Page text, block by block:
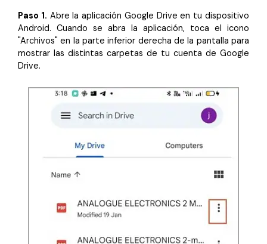
Paso 1. Abre la aplicación Google Drive en tu dispositivo
Android. Cuando se abra la aplicación, toca el icono
"Archivos" en la parte inferior derecha de la pantalla para
mostrar las distintas carpetas de tu cuenta de Google
Drive.